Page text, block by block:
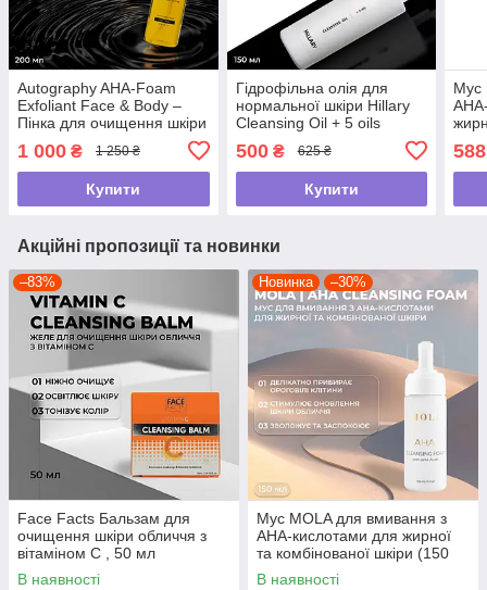
Autography AHA-Foam
Exfoliant Face & Body –
Пінка для очищення шкіри
кислотами, 200 мл
1 000 ₴ 1 250 ₴
Купити
Гідрофільна олія для
нормальної шкіри Hillary
Cleansing Oil + 5 oils
500₴ 625 ₴
Купити
Мус
588
Акційні пропозиції та новинки
–83%
Face Facts Бальзам для
очищення шкіри обличчя з
вітаміном С , 50 мл
В наявності
Новинка –30%
Мус MOLA для вмивання з
АНА-кислотами для жирної
та комбінованої шкіри (150
мл)
В наявності